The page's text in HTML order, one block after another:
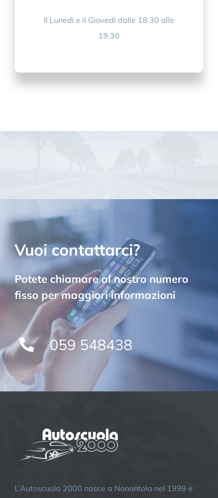
Il Lunedì e il Giovedì dalle 18.30 alle
19.30
Vuoi contattarci?
Potete chiamare al nostro numero
fisso per maggiori informazioni
059 548438
L’Autoscuola 2000 nasce a Nonantola nel 1999 e